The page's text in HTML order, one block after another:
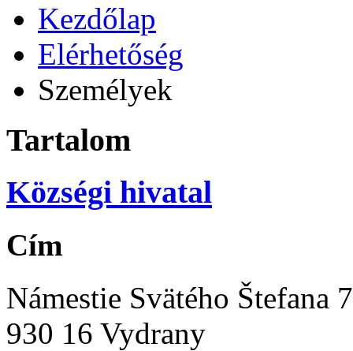
Kezdőlap
Elérhetőség
Személyek
Tartalom
Községi hivatal
Cím
Námestie Svätého Štefana
930 16 Vydrany